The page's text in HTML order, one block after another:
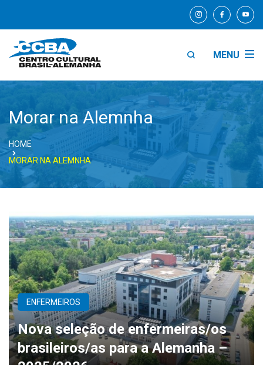
MENU
Morar na Alemnha
HOME
MORAR NA ALEMNHA
ENFERMEIROS
Nova seleção de enfermeiras/os
brasileiros/as para a Alemanha –